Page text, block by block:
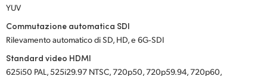
YUV
Commutazione automatica SDI
Rilevamento automatico di SD, HD, e 6G‑SDI
Standard video HDMI
625i50 PAL, 525i29.97 NTSC, 720p50, 720p59.94, 720p60,